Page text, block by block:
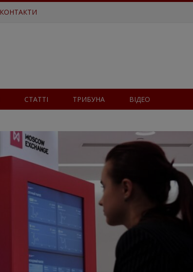
КОНТАКТИ
СТАТТІ ТРИБУНА ВІДЕО